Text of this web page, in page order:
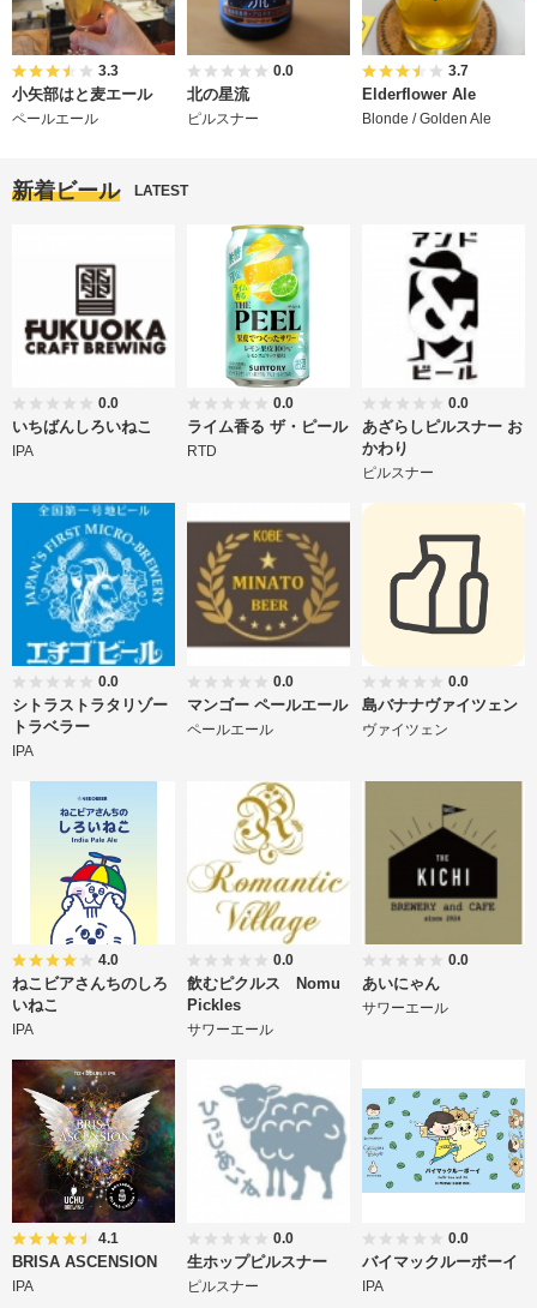
3.3
小矢部はと麦エール
ペールエール
0.0
北の星流
ピルスナー
3.7
Elderflower Ale
Blonde / Golden Ale
新着ビール LATEST
0.0
いちばんしろいねこ
IPA
0.0
ライム香る ザ・ピール
RTD
0.0
あざらしピルスナー お
かわり
ピルスナー
0.0
シトラストラタリゾー
トラベラー
IPA
0.0
マンゴー ペールエール
ペールエール
0.0
島バナナヴァイツェン
ヴァイツェン
4.0
ねこビアさんちのしろ
いねこ
IPA
0.0
飲むピクルス Nomu
Pickles
サワーエール
0.0
あいにゃん
サワーエール
4.1
BRISA ASCENSION
IPA
0.0
生ホップピルスナー
ピルスナー
0.0
バイマックルーボーイ
IPA